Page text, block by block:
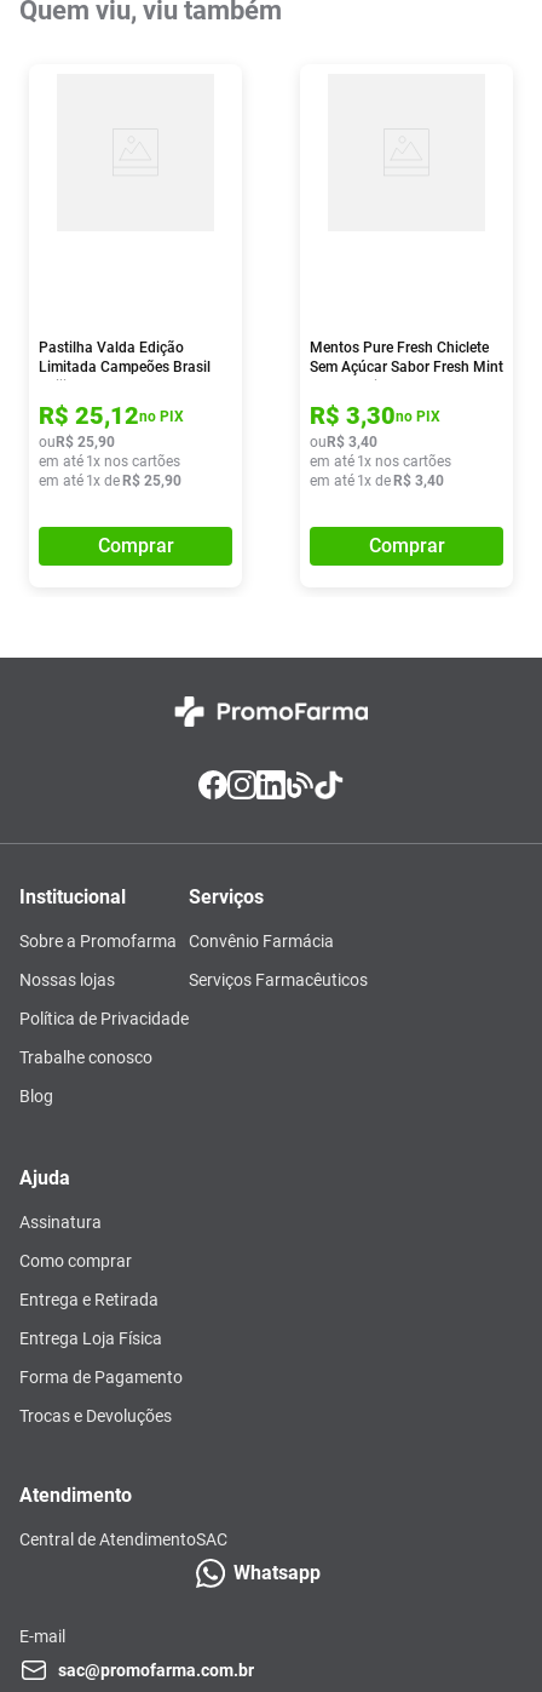
Quem viu, viu também
Pastilha Valda Edição
Limitada Campeões Brasil
R$ 25,12no PIX
ou R$ 25,90
em até 1x nos cartões
em até 1x de R$ 25,90
Comprar
Mentos Pure Fresh Chiclete
Sem Açúcar Sabor Fresh Mint
R$ 3,30no PIX
ou R$ 3,40
em até 1x nos cartões
em até 1x de R$ 3,40
Comprar
Institucional
Sobre a Promofarma
Nossas lojas
Política de Privacidade
Trabalhe conosco
Blog
Serviços
Convênio Farmácia
Serviços Farmacêuticos
Ajuda
Assinatura
Como comprar
Entrega e Retirada
Entrega Loja Física
Forma de Pagamento
Trocas e Devoluções
Atendimento
Central de AtendimentoSAC
Whatsapp
E-mail
sac@promofarma.com.br